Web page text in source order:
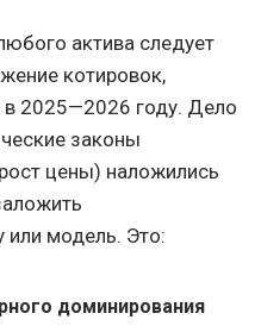
актива следует
котировок,
в 2025—2026 году. Дело
законы
цены) наложились
или модель. Это:
доминирования